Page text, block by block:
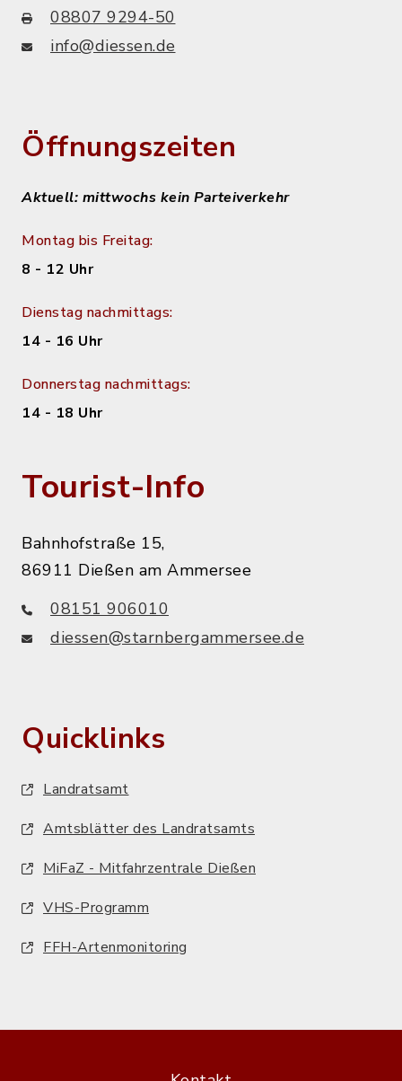
08807 9294-50
info@diessen.de
Öffnungszeiten
Aktuell: mittwochs kein Parteiverkehr
Montag bis Freitag:
8 - 12 Uhr
Dienstag nachmittags:
14 - 16 Uhr
Donnerstag nachmittags:
14 - 18 Uhr
Tourist-Info
Bahnhofstraße 15,
86911 Dießen am Ammersee
08151 906010
diessen@starnbergammersee.de
Quicklinks
Landratsamt
Amtsblätter des Landratsamts
MiFaZ - Mitfahrzentrale Dießen
VHS-Programm
FFH-Artenmonitoring